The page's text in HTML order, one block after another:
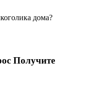
дома?
Получите